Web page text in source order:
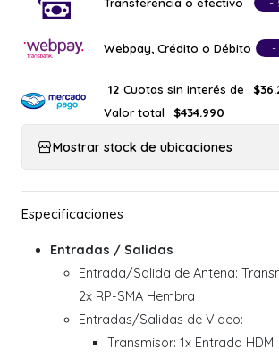
-
Webpay, Crédito o Débito -
12 Cuotas sin interés de
Valor total
$434.990
Mostrar stock de ubicaciones
Entradas / Salidas
Entrada/Salida de Antena:
2x RP-SMA Hembra
Entradas/Salidas de Video:
Transmisor: 1x Entrada HDMI